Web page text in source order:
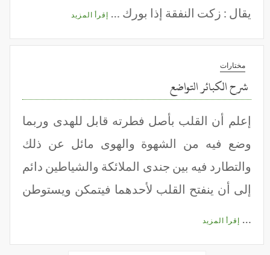
يقال : زكت النفقة إذا بورك … إقرأ المزيد
مختارات
شرح الكبائر التواضع
إعلم أن القلب بأصل فطرته قابل للهدى وربما
وضع فيه من الشهوة والهوى مائل عن ذلك
والتطارد فيه بين جندى الملائكة والشياطين دائم
إلى أن ينفتح القلب لأحدهما فيتمكن ويستوطن
إقرأ المزيد